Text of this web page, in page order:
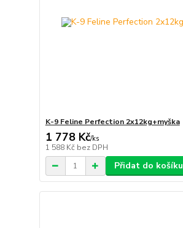
K-9 Feline Perfection 2x12kg+myška
1 778 Kč/ks
1 588 Kč bez DPH
Přidat do košíku